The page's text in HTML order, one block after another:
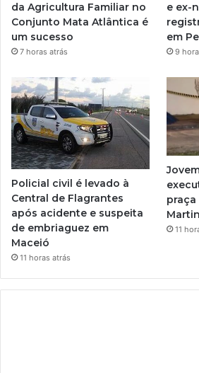
da Agricultura Familiar no
Conjunto Mata Atlântica é
um sucesso
7 horas atrás
e ex-
em
9
Policial civil é levado à
Central de Flagrantes
após acidente e suspeita
de embriaguez em
Maceió
11 horas atrás
11